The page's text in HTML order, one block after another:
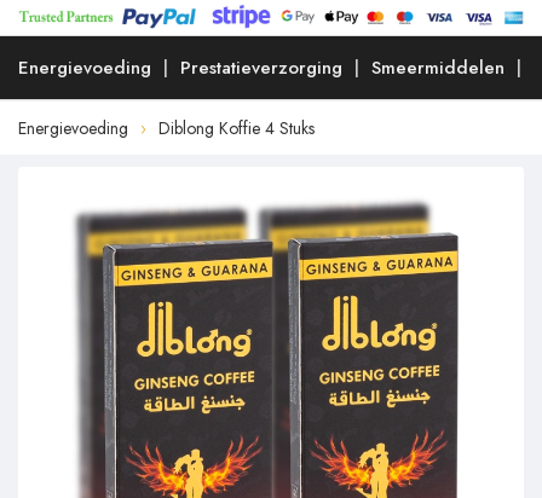
Energievoeding Prestatieverzorging Smeermiddelen
Energievoeding Diblong Koffie 4 Stuks